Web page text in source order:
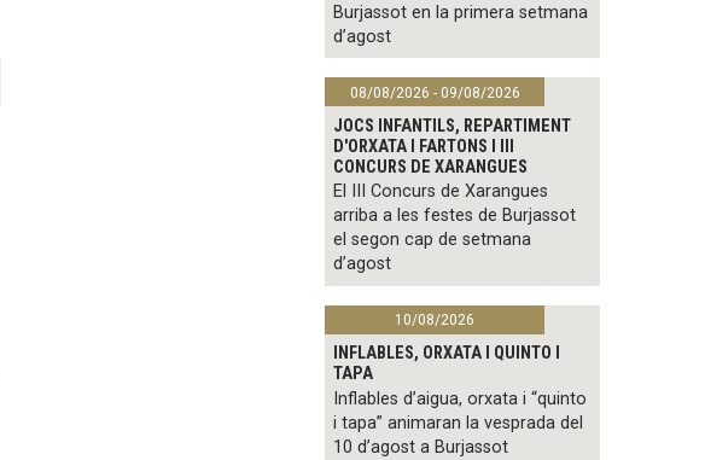
Burjassot en la primera setmana
d’agost
08/08/2026 - 09/08/2026
JOCS INFANTILS, REPARTIMENT
D'ORXATA I FARTONS I III
CONCURS DE XARANGUES
El III Concurs de Xarangues
arriba a les festes de Burjassot
el segon cap de setmana
d’agost
10/08/2026
INFLABLES, ORXATA I QUINTO I
TAPA
Inflables d’aigua, orxata i “quinto
i tapa” animaran la vesprada del
10 d’agost a Burjassot